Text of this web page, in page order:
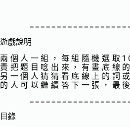
遊戲說明
兩個人一組，每組隨機選取
責把題目唸出來，有畫底線
另一個人猜猜看底線上的詞
的人可以繼續答下一張，最
目錄